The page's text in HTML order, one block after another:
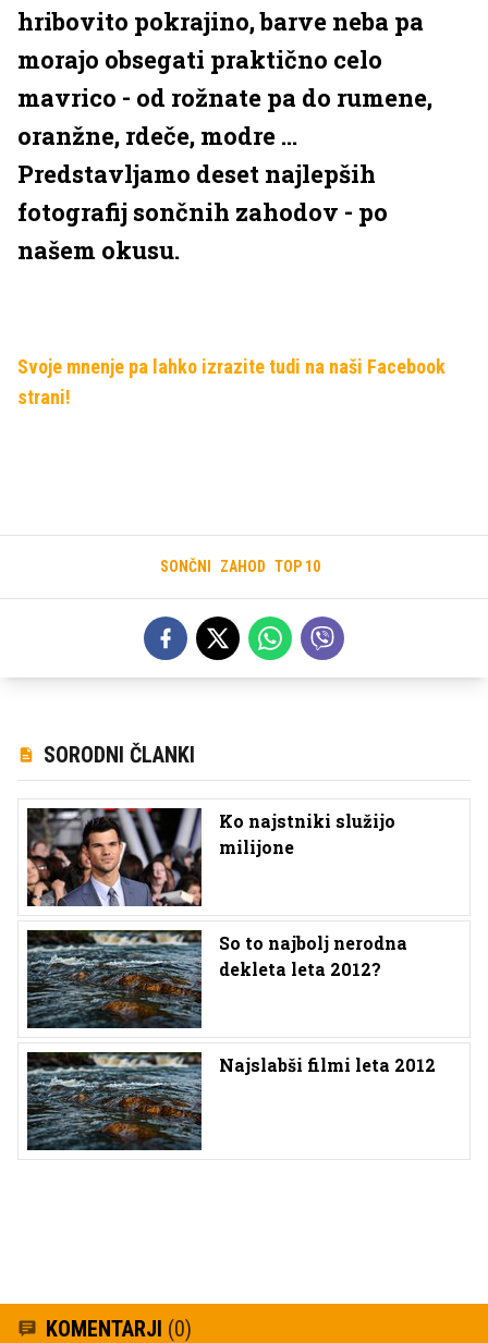
hribovito pokrajino, barve neba pa
morajo obsegati praktično celo
mavrico - od rožnate pa do rumene,
oranžne, rdeče, modre ...
Predstavljamo deset najlepših
fotografij sončnih zahodov - po
našem okusu.
Svoje mnenje pa lahko izrazite tudi na naši Facebook
strani!
SONČNI ZAHOD TOP 10
SORODNI ČLANKI
Ko najstniki služijo
milijone
So to najbolj nerodna
dekleta leta 2012?
Najslabši filmi leta 2012
KOMENTARJI (0)